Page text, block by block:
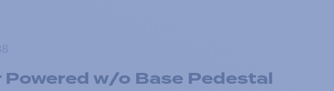
Powered w/o Base Pedestal